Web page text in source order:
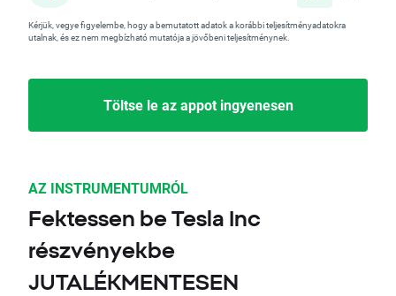
Kérjük, vegye figyelembe, hogy a bemutatott adatok a korábbi teljesítményadatokra
utalnak, és ez nem megbízható mutatója a jövőbeni teljesítménynek.
Töltse le az appot ingyenesen
AZ INSTRUMENTUMRÓL
Fektessen be Tesla Inc
részvényekbe
JUTALÉKMENTESEN